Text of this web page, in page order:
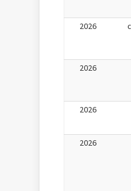
2026
2026
2026
2026